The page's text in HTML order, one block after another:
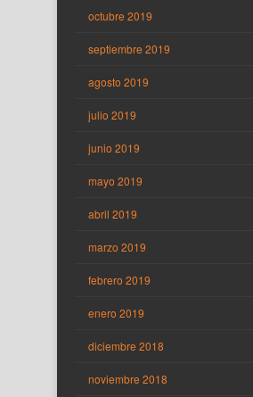
octubre 2019
septiembre 2019
agosto 2019
julio 2019
junio 2019
mayo 2019
abril 2019
marzo 2019
febrero 2019
enero 2019
diciembre 2018
noviembre 2018